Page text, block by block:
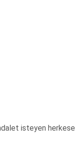
isteyen herkese